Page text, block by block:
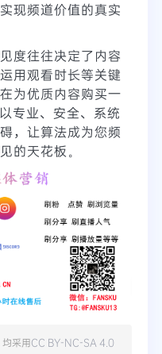
现频道价值的真实
度往往决定了内容
用观看时长等关键
为优质内容购买一
专业、安全、系统
，让算法成为您频
的天花板。
采用CC BY-NC-SA 4.0